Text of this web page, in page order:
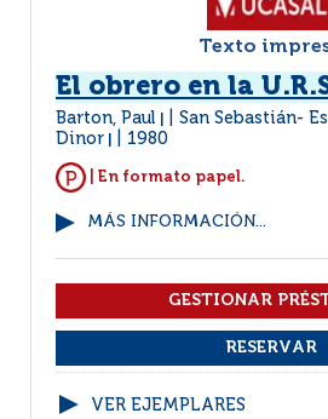
Texto
El obrero en la
Barton, Paul
San Sebastián-
Dinor
1980
| En formato papel.
MÁS INFORMACIÓN...
VER EJEMPLARES